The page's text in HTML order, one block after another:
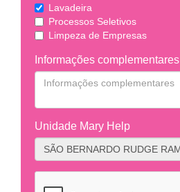
Lavadeira
Processos Seletivos
Limpeza de Empresas
Informações complementares
Unidade Mary Help